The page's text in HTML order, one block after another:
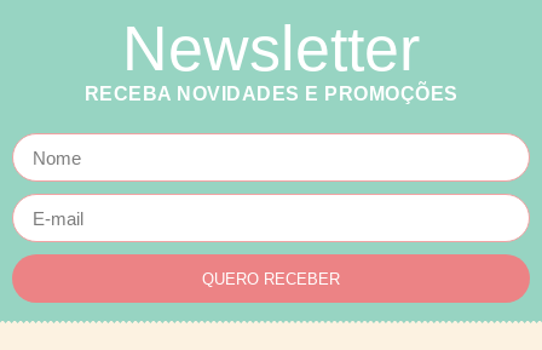
Newsletter
RECEBA NOVIDADES E PROMOÇÕES
QUERO RECEBER